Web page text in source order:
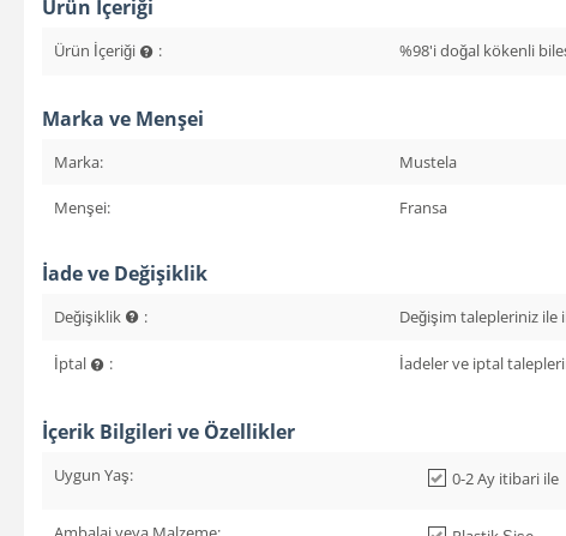
Ürün İçeriği
Ürün İçeriği : %98'i doğal kökenli
Marka ve Menşei
Marka: Mustela
Menşei: Fransa
İade ve Değişiklik
Değişiklik : Değişim talepleriniz ile
İptal : İadeler ve iptal
İçerik Bilgileri ve Özellikler
Uygun Yaş: 0-2 Ay itibari ile